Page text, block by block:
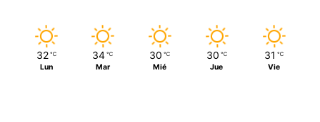
32 ℃
Lun
34 ℃
Mar
30 ℃
Mié
30 ℃
Jue
31 ℃
Vie